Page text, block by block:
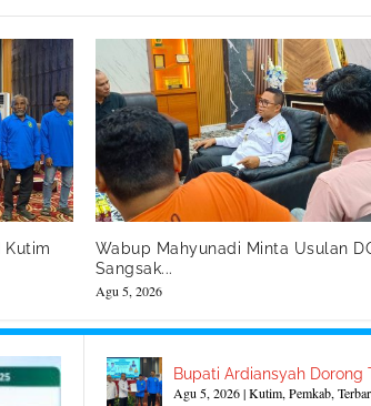
Kutim
Wabup Mahyunadi Minta Usulan
Sangsak...
Agu 5, 2026
Bupati Ardiansyah Dorong
Agu 5, 2026|Kutim, Pemkab,